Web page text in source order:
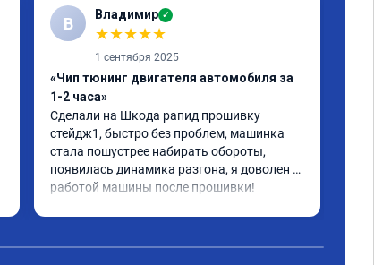
В Владимир ✓
★★★★★
1 сентября 2025
«Чип тюнинг двигателя автомобиля за
1-2 часа»
Сделали на Шкода рапид прошивку
стейдж1, быстро без проблем, машинка
стала пошустрее набирать обороты,
появилась динамика разгона, я доволен
работой машины после прошивки!